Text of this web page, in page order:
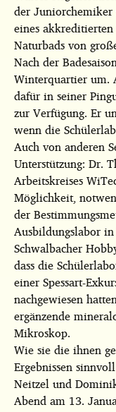
der Juniorchemiker
eines
Naturbads von
Nach der
Winterquartier um.
dafür in seiner
zur Verfügung. Er
wenn die
Auch von anderen
Unterstützung: Dr.
Arbeitskreises
Möglichkeit,
der
Ausbildungslabor
Schwalbacher
dass die
einer Spessart-
nachgewiesen
ergänzende
Mikroskop.
Wie sie die ihnen
Ergebnissen
Neitzel und
Abend am 13.